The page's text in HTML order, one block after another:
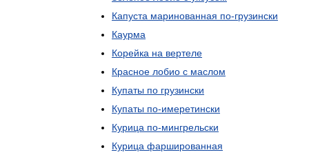
Капуста маринованная по-грузински
Каурма
Корейка на вертеле
Красное лобио с маслом
Купаты по грузински
Купаты по-имеретински
Курица по-мингрельски
Курица фаршированная